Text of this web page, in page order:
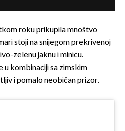
roku prikupila mnoštvo
stoji na snijegom prekrivenoj
zelenu jaknu i minicu.
kombinaciji sa zimskim
i pomalo neobičan prizor.